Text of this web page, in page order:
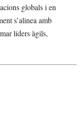
globals i en
s’alinea amb
líders àgils,